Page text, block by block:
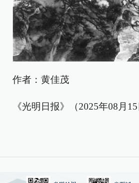
作者：黄佳茂
《光明日报》（2025年08月15